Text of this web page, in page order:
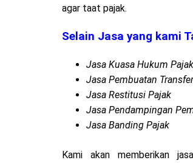
agar taat pajak.
Selain Jasa yang kami
Jasa Kuasa Hukum Pajak
Jasa Pembuatan
Jasa Restitusi Pajak
Jasa Pendampingan
Jasa Banding Pajak
Kami akan memberikan